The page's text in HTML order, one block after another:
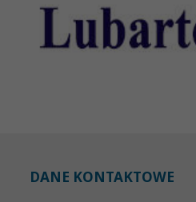
DANE KONTAKTOWE